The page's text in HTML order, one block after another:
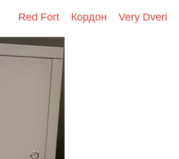
Red Fort Кордон Very Dveri